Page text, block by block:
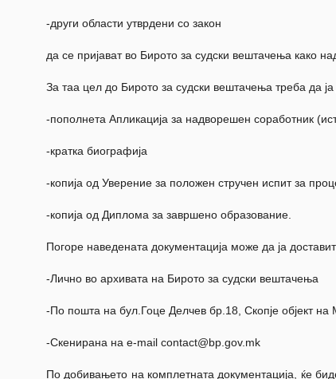
-други области утврдени со закон
да се пријават во Бирото за судски вештачења како
За таа цел до Бирото за судски вештачења треба да
-пополнета Апликација за надворешен соработник
-кратка биографија
-копија од Уверение за положен стручен испит за
-копија од Диплома за завршено образование.
Погоре наведената документација може да ја
-Лично во архивата на Бирото за судски вештачења
-По пошта на бул.Гоце Делчев бр.18, Скопје објект на
-Скенирана на e-mail contact@bp.gov.mk
По добивањето на комплетната документација, ќе